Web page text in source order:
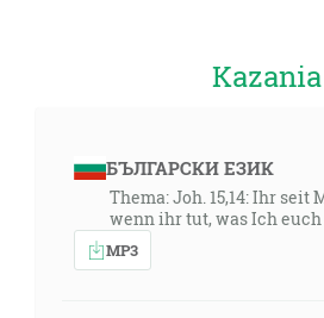
Kazania
БЪЛГАРСКИ ЕЗИК
Thema: Joh. 15,14: Ihr seit
wenn ihr tut, was Ich euch
MP3